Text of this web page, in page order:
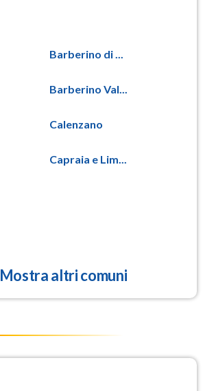
Barberino di ...
Barberino Val...
Calenzano
Capraia e Lim...
Mostra altri comuni